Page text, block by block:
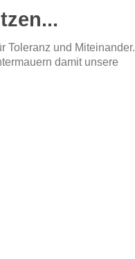
Toleranz und Miteinander.
damit unsere